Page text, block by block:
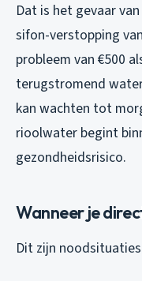
Dat is het gevaar
sifon-verstopping
probleem van €500
terugstromend
kan wachten tot
rioolwater begint
gezondheidsrisico.
Wanneer je
Dit zijn